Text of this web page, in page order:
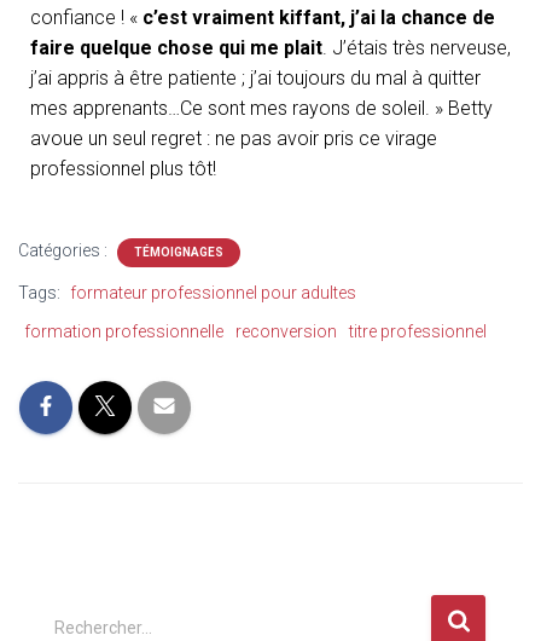
confiance ! « c’est vraiment kiffant, j’ai la chance de
faire quelque chose qui me plait. J’étais très nerveuse,
j’ai appris à être patiente ; j’ai toujours du mal à quitter
mes apprenants…Ce sont mes rayons de soleil. » Betty
avoue un seul regret : ne pas avoir pris ce virage
professionnel plus tôt!
Catégories : TÉMOIGNAGES
Tags:
formateur professionnel pour adultes
formation professionnelle
reconversion titre professionnel
Rechercher…